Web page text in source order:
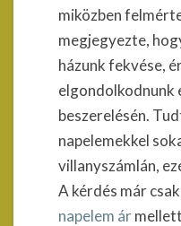
miközben
megjegyezte,
házunk fekvése,
elgondolkodnunk
beszerelésén.
napelemekkel
villanyszámlán,
A kérdés már
napelem ár